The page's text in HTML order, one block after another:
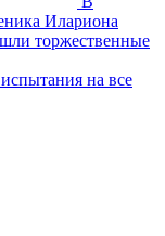
Илариона
торжественные
на все